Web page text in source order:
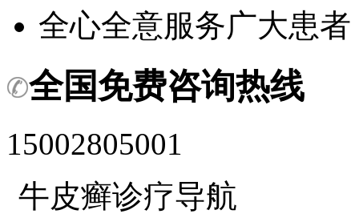
全心全意服务广大患者
全国免费咨询热线
15002805001
牛皮癣诊疗导航